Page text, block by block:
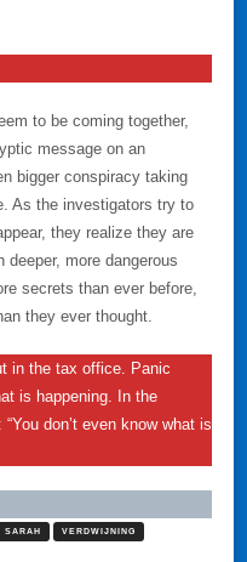
to be coming together,
message on an
bigger conspiracy taking
As the investigators try to
they realize they are
more dangerous
secrets than ever before,
they ever thought.
in the tax office. Panic
is happening. In the
don’t even know what is
SARAH VERDWIJNING